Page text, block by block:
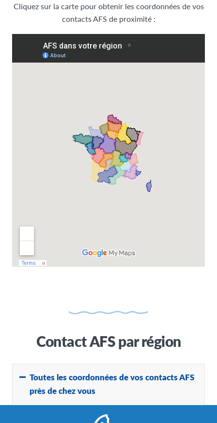
Cliquez sur la carte pour obtenir les coordonnées de vos
contacts AFS de proximité :
Contact AFS par région
Toutes les coordonnées de vos contacts AFS
près de chez vous
En naviguant sur la carte ci-dessus, ou via le